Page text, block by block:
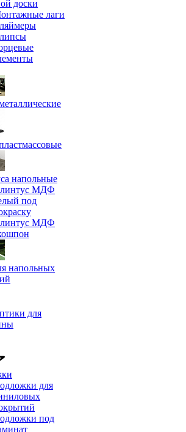
доски
лаги
напольные
МДФ
под
МДФ
напольных
для
для
под